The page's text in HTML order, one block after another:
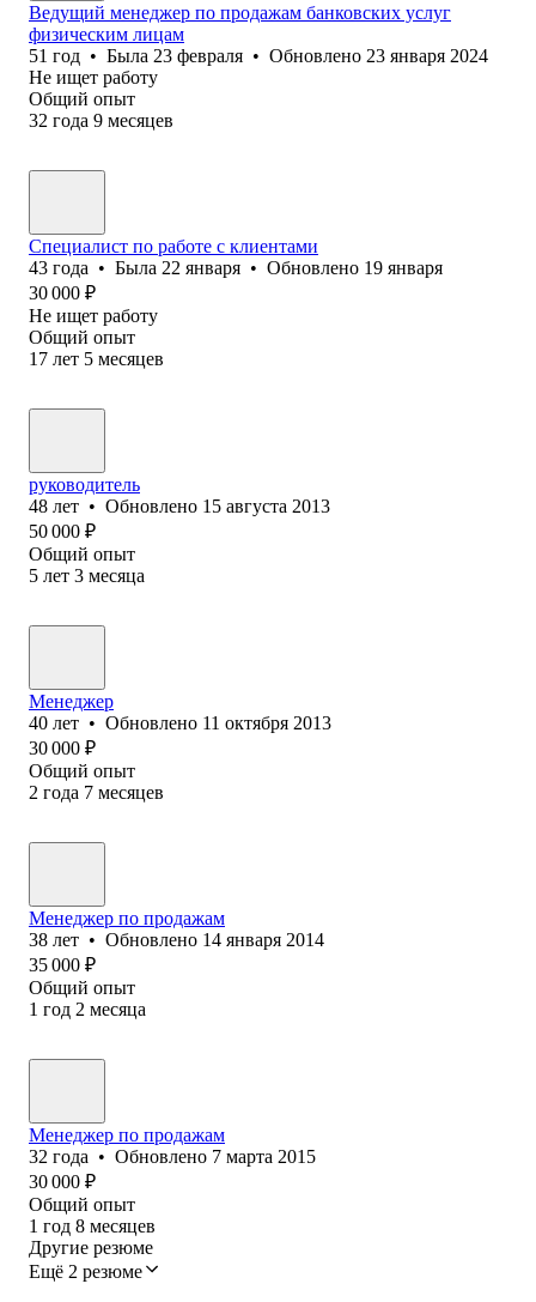
Ведущий менеджер по продажам банковских услуг
физическим лицам
51 год • Была 23 февраля • Обновлено 23 января 2024
Не ищет работу
Общий опыт
32 года 9 месяцев
Специалист по работе с клиентами
43 года • Была 22 января • Обновлено 19 января
30 000 ₽
Не ищет работу
Общий опыт
17 лет 5 месяцев
руководитель
48 лет • Обновлено 15 августа 2013
50 000 ₽
Общий опыт
5 лет 3 месяца
Менеджер
40 лет • Обновлено 11 октября 2013
30 000 ₽
Общий опыт
2 года 7 месяцев
Менеджер по продажам
38 лет • Обновлено 14 января 2014
35 000 ₽
Общий опыт
1 год 2 месяца
Менеджер по продажам
32 года • Обновлено 7 марта 2015
30 000 ₽
Общий опыт
1 год 8 месяцев
Другие резюме
Ещё 2 резюме